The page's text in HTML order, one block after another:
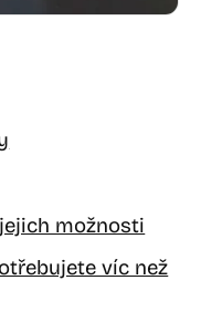
možnosti
víc než